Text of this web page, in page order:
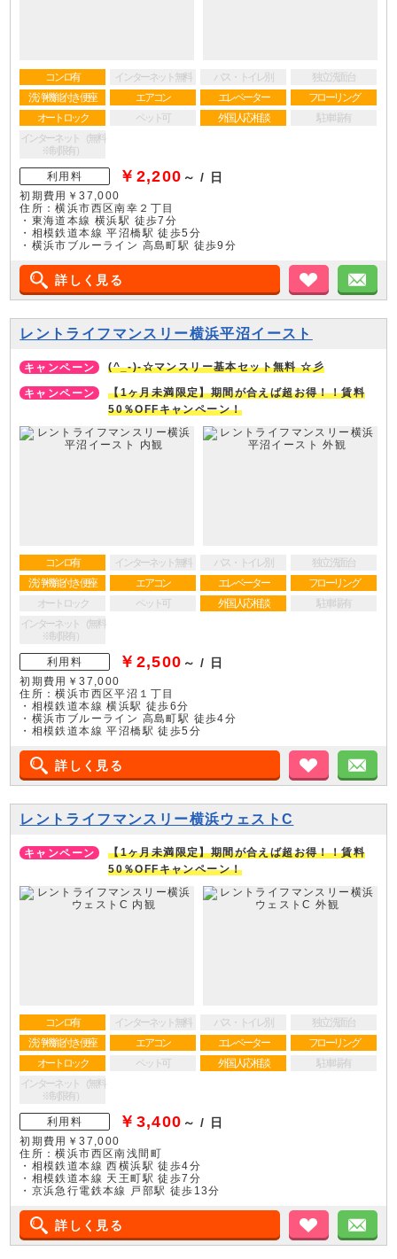
コンロ有 インターネット無料 バス・トイレ別
独立洗面台
洗浄機能付き便座
エアコン エレベーター
フローリング
オートロック
ペット可 外国人応相談
駐車場有
インターネット（無料
※制限有）
利用料 ￥2,200 ～ / 日
初期費用￥37,000
住所：横浜市西区南幸２丁目
・東海道本線 横浜駅 徒歩7分
・相模鉄道本線 平沼橋駅 徒歩5分
・横浜市ブルーライン 高島町駅 徒歩9分
詳しく見る お気に入
レントライフマンスリー横浜平沼イースト
(^_-)-☆マンスリー基本セット無料 ☆彡
【1ヶ月未満限定】期間が合えば超お得！！賃料
50％OFFキャンペーン！
コンロ有 インターネット無料 バス・トイレ別
独立洗面台
洗浄機能付き便座
エアコン エレベーター
フローリング
オートロック
ペット可 外国人応相談
駐車場有
インターネット（無料
※制限有）
利用料 ￥2,500 ～ / 日
初期費用￥37,000
住所：横浜市西区平沼１丁目
・相模鉄道本線 横浜駅 徒歩6分
・横浜市ブルーライン 高島町駅 徒歩4分
・相模鉄道本線 平沼橋駅 徒歩5分
詳しく見る お気に入
レントライフマンスリー横浜ウェストC
【1ヶ月未満限定】期間が合えば超お得！！賃料
50％OFFキャンペーン！
コンロ有 インターネット無料 バス・トイレ別
独立洗面台
洗浄機能付き便座
エアコン エレベーター
フローリング
オートロック
ペット可 外国人応相談
駐車場有
インターネット（無料
※制限有）
利用料 ￥3,400 ～ / 日
初期費用￥37,000
住所：横浜市西区南浅間町
・相模鉄道本線 西横浜駅 徒歩4分
・相模鉄道本線 天王町駅 徒歩7分
・京浜急行電鉄本線 戸部駅 徒歩13分
詳しく見る お気に入